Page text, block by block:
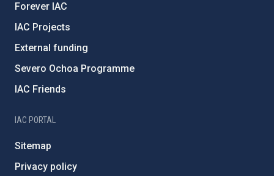
Forever IAC
IAC Projects
External funding
Severo Ochoa Programme
IAC Friends
IAC PORTAL
Sitemap
Privacy policy